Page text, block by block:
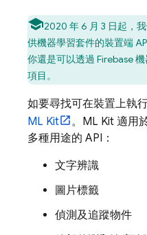
2020 年 6 月 3 日起，
供機器學習套件的裝置端 API
你還是可以透過 Firebase
項目。
如要尋找可在裝置上執
ML Kit
。ML Kit 適用
多種用途的 API：
文字辨識
圖片標籤
偵測及追蹤物件